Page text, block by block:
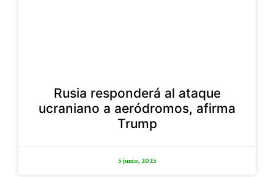
Rusia responderá al ataque
ucraniano a aeródromos, afirma
Trump
5 junio, 2025